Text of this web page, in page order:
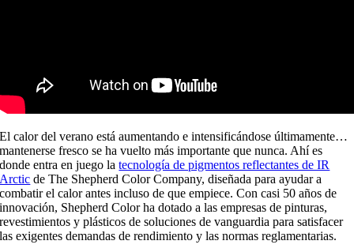
El calor del verano está aumentando e intensificándose últimamente…
mantenerse fresco se ha vuelto más importante que nunca. Ahí es
donde entra en juego latecnología de pigmentos reflectantes de IR
Arctic de The Shepherd Color Company, diseñada para ayudar a
combatir el calor antes incluso de que empiece. Con casi 50 años de
innovación, Shepherd Color ha dotado a las empresas de pinturas,
revestimientos y plásticos de soluciones de vanguardia para satisfacer
las exigentes demandas de rendimiento y las normas reglamentarias.